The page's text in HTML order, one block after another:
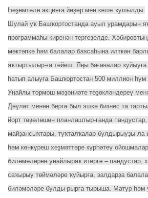
Һөҙөмтәлә акцияға йөҙәр мең кеше ҡушылды.
Шулай уҡ Башҡортостанда ауыл урамдарын
программаһы киренән тергеҙелде.
мәктәпкә һәм балалар баҡсаһына илткән
яҡтыртылыр-ға тейеш. Яңы бағаналар
һатып алыуға Башҡортостан 500 миллион һум
Уңайлы тормош мәҙәниәте төҙөкләндереү
Дәүләт менән бергә был эшкә бизнес та
йорт төҙөлөшөн планлаштыр-ғанда
майҙансыҡтары, туҡталҡалар булдырыуҙы ла
һәм көнкүреш хеҙмәттәре күрһәтеү
биләмәләрен уңайлыраҡ итергә – пандустар,
саҡырыу төймәләре ҡуйырға, залдарҙа
биләмәләре булды-рырға тырыша. Матур һәм